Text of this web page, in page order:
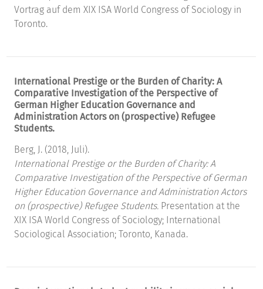
Vortrag auf dem XIX ISA World Congress of Sociology in
Toronto.
International Prestige or the Burden of Charity: A
Comparative Investigation of the Perspective of
German Higher Education Governance and
Administration Actors on (prospective) Refugee
Students.
Berg, J. (2018, Juli).
International Prestige or the Burden of Charity: A
Comparative Investigation of the Perspective of German
Higher Education Governance and Administration Actors
on (prospective) Refugee Students. Presentation at the
XIX ISA World Congress of Sociology; International
Sociological Association; Toronto, Kanada.